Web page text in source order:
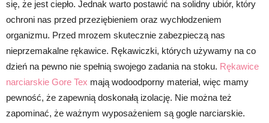
się, że jest ciepło. Jednak warto postawić na solidny ubiór, który
ochroni nas przed przeziębieniem oraz wychłodzeniem
organizmu. Przed mrozem skutecznie zabezpieczą nas
nieprzemakalne rękawice. Rękawiczki, których używamy na co
dzień na pewno nie spełnią swojego zadania na stoku. Rękawice
narciarskie Gore Tex mają wodoodporny materiał, więc mamy
pewność, że zapewnią doskonałą izolację. Nie można też
zapominać, że ważnym wyposażeniem są gogle narciarskie.